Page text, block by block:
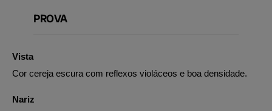
PROVA
Vista
Cor cereja escura com reflexos violáceos e boa densidade.
Nariz